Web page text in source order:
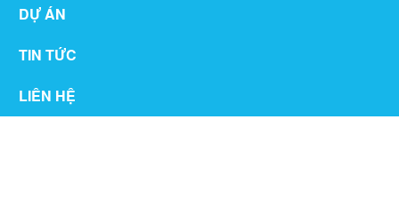
DỰ ÁN
TIN TỨC
LIÊN HỆ